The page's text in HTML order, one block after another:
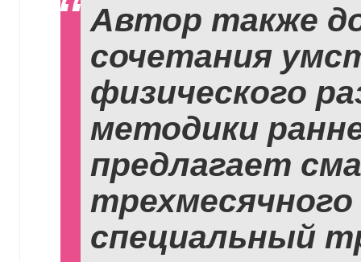
Автор также
сочетания
физического
методики
предлагает
специальный